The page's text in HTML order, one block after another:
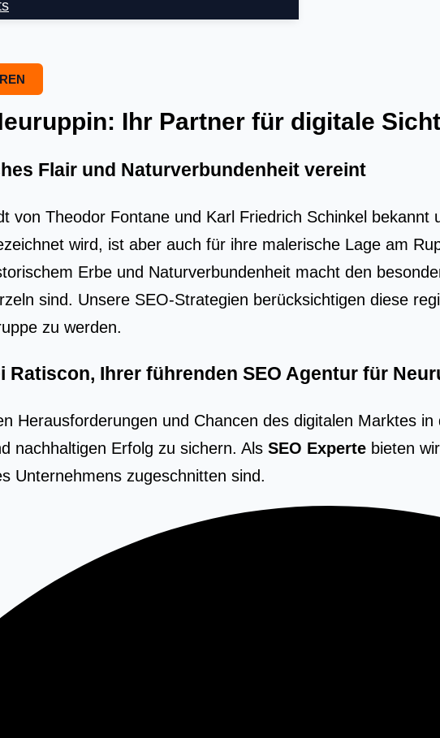
Ihr Partner für digitale
Flair und Naturverbundenheit vereint
von Theodor Fontane und Karl Friedrich Schinkel
wird, ist aber auch für ihre malerische Lage am
Erbe und Naturverbundenheit macht den
sind. Unsere SEO-Strategien berücksichtigen diese
zu werden.
Ratiscon, Ihrer führenden SEO Agentur für
Herausforderungen und Chancen des digitalen Marktes
nachhaltigen Erfolg zu sichern. Als SEO Experte bieten
Unternehmens zugeschnitten sind.